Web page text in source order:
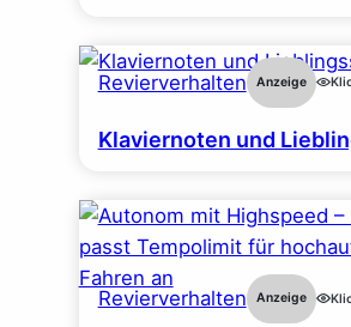
Revierverhalten Anzeige
Klaviernoten und
Revierverhalten Anzeige